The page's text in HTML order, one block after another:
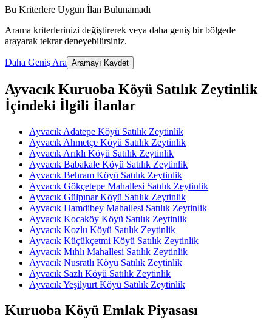
Bu Kriterlere Uygun İlan Bulunamadı
Arama kriterlerinizi değiştirerek veya daha geniş bir bölgede
arayarak tekrar deneyebilirsiniz.
Daha Geniş Ara Aramayı Kaydet
Ayvacık Kuruoba Köyü Satılık Zeytinlik
İçindeki İlgili İlanlar
Ayvacık Adatepe Köyü Satılık Zeytinlik
Ayvacık Ahmetçe Köyü Satılık Zeytinlik
Ayvacık Arıklı Köyü Satılık Zeytinlik
Ayvacık Babakale Köyü Satılık Zeytinlik
Ayvacık Behram Köyü Satılık Zeytinlik
Ayvacık Gökçetepe Mahallesi Satılık Zeytinlik
Ayvacık Gülpınar Köyü Satılık Zeytinlik
Ayvacık Hamdibey Mahallesi Satılık Zeytinlik
Ayvacık Kocaköy Köyü Satılık Zeytinlik
Ayvacık Kozlu Köyü Satılık Zeytinlik
Ayvacık Küçükçetmi Köyü Satılık Zeytinlik
Ayvacık Mıhlı Mahallesi Satılık Zeytinlik
Ayvacık Nusratlı Köyü Satılık Zeytinlik
Ayvacık Sazlı Köyü Satılık Zeytinlik
Ayvacık Yeşilyurt Köyü Satılık Zeytinlik
Kuruoba Köyü Emlak Piyasası